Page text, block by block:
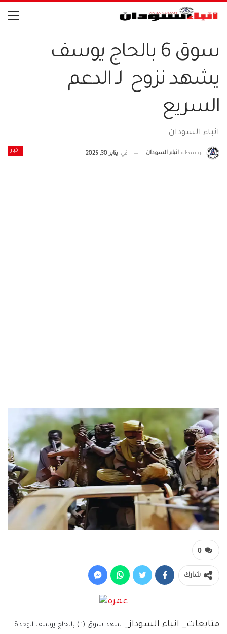
سوق 6 بالحاج يوسف
يشهد نزوح لـ الدعم
السريع
انباء السودان
اخبار بواسطة انباء السودان في يناير 30, 2025
0
شارك
متابعات_ انباء السوداز_
شهد سوق (٦) بالحاج يوسف الوحدة